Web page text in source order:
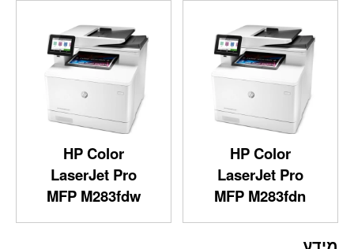
HP Color
LaserJet Pro
MFP M283fdn
HP Color
LaserJet Pro
MFP M283fdw